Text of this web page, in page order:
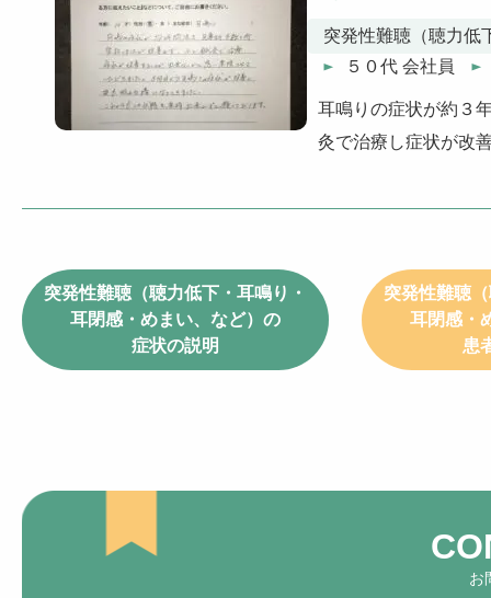
突発性難聴（聴力低
５０代 会社員
耳鳴りの症状が約３
灸で治療し症状が改
突発性難聴（聴力低下・耳鳴り・
耳閉感・めまい、など）の
症状の説明
突発性難聴
耳閉感・
患
お